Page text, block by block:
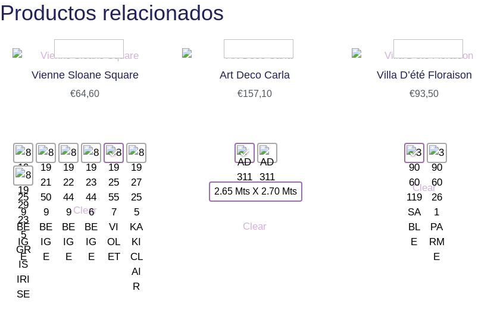
Productos relacionados
Vienne Sloane Square
€64,60
Clear
Art Deco Carla
€157,10
2.65 Mts X 2.70 Mts
Clear
Villa D’été Floraison
€93,50
Clear